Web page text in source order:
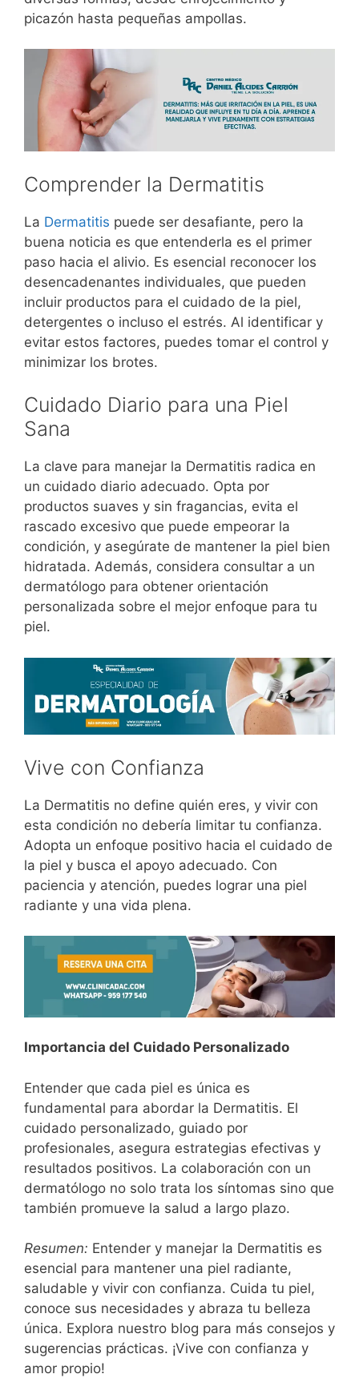
picazón hasta pequeñas ampollas.
Comprender la Dermatitis
La Dermatitis puede ser desafiante, pero la
buena noticia es que entenderla es el primer
paso hacia el alivio. Es esencial reconocer los
desencadenantes individuales, que pueden
incluir productos para el cuidado de la piel,
detergentes o incluso el estrés. Al identificar y
evitar estos factores, puedes tomar el control y
minimizar los brotes.
Cuidado Diario para una Piel
Sana
La clave para manejar la Dermatitis radica en
un cuidado diario adecuado. Opta por
productos suaves y sin fragancias, evita el
rascado excesivo que puede empeorar la
condición, y asegúrate de mantener la piel bien
hidratada. Además, considera consultar a un
dermatólogo para obtener orientación
personalizada sobre el mejor enfoque para tu
piel.
Vive con Confianza
La Dermatitis no define quién eres, y vivir con
esta condición no debería limitar tu confianza.
Adopta un enfoque positivo hacia el cuidado de
la piel y busca el apoyo adecuado. Con
paciencia y atención, puedes lograr una piel
radiante y una vida plena.
Importancia del Cuidado Personalizado
Entender que cada piel es única es
fundamental para abordar la Dermatitis. El
cuidado personalizado, guiado por
profesionales, asegura estrategias efectivas y
resultados positivos. La colaboración con un
dermatólogo no solo trata los síntomas sino que
también promueve la salud a largo plazo.
Resumen: Entender y manejar la Dermatitis es
esencial para mantener una piel radiante,
saludable y vivir con confianza. Cuida tu piel,
conoce sus necesidades y abraza tu belleza
única. Explora nuestro blog para más consejos y
sugerencias prácticas. ¡Vive con confianza y
amor propio!